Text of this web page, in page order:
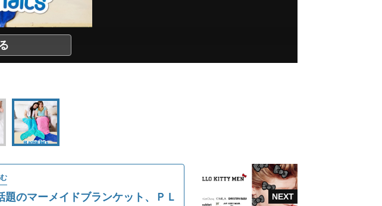
題のマーメイドブランケット、ＰＬ